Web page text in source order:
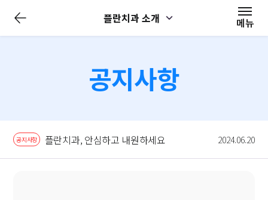
플란치과 소개 메뉴
뉴
공지사항
공지사항 플란치과, 안심하고 내원하세요 2024.06.20